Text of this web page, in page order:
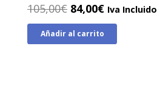
105,00€ El
precio
original
84,00€El
precio
Iva Incluido
Añadir al carrito